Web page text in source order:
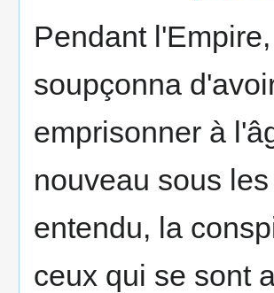
Pendant
soupçonna
emprisonner à
nouveau sous
entendu, la
ceux qui se sont